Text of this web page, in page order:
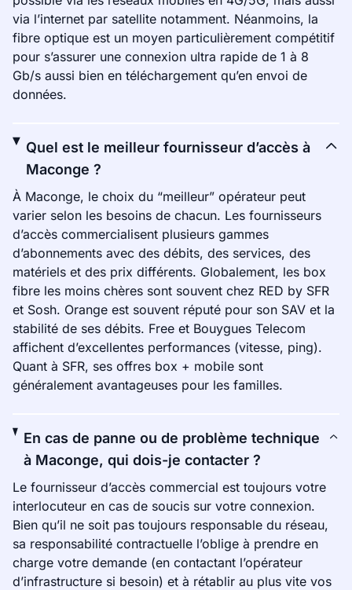
via l’internet par satellite notamment. Néanmoins, la
fibre optique est un moyen particulièrement compétitif
pour s’assurer une connexion ultra rapide de 1 à 8
Gb/s aussi bien en téléchargement qu’en envoi de
données.
Quel est le meilleur fournisseur d’accès à
Maconge ?
À Maconge, le choix du “meilleur” opérateur peut
varier selon les besoins de chacun. Les fournisseurs
d’accès commercialisent plusieurs gammes
d’abonnements avec des débits, des services, des
matériels et des prix différents. Globalement, les box
fibre les moins chères sont souvent chez RED by SFR
et Sosh. Orange est souvent réputé pour son SAV et la
stabilité de ses débits. Free et Bouygues Telecom
affichent d’excellentes performances (vitesse, ping).
Quant à SFR, ses offres box + mobile sont
généralement avantageuses pour les familles.
En cas de panne ou de problème technique
à Maconge, qui dois-je contacter ?
Le fournisseur d’accès commercial est toujours votre
interlocuteur en cas de soucis sur votre connexion.
Bien qu’il ne soit pas toujours responsable du réseau,
sa responsabilité contractuelle l’oblige à prendre en
charge votre demande (en contactant l’opérateur
d’infrastructure si besoin) et à rétablir au plus vite vos